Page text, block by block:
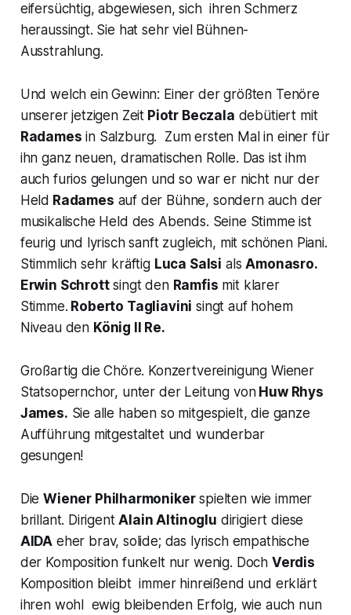
eifersüchtig, abgewiesen, sich ihren Schmerz
heraussingt. Sie hat sehr viel Bühnen-
Ausstrahlung.
Und welch ein Gewinn: Einer der größten Tenöre
unserer jetzigen Zeit Piotr Beczala debütiert mit
Radames in Salzburg. Zum ersten Mal in einer für
ihn ganz neuen, dramatischen Rolle. Das ist ihm
auch furios gelungen und so war er nicht nur der
Held Radames auf der Bühne, sondern auch der
musikalische Held des Abends. Seine Stimme ist
feurig und lyrisch sanft zugleich, mit schönen Piani.
Stimmlich sehr kräftig Luca Salsi alsAmonasro.
Erwin Schrottsingt den Ramfis mit klarer
Stimme. Roberto Tagliavini singt auf hohem
Niveau den König Il Re.
Großartig die Chöre. Konzertvereinigung Wiener
Statsopernchor, unter der Leitung vonHuw Rhys
James. Sie alle haben so mitgespielt, die ganze
Aufführung mitgestaltet und wunderbar
gesungen!
DieWiener Philharmonikerspielten wie immer
brillant. DirigentAlain Altinoglu dirigiert diese
AIDA eher brav, solide; das lyrisch empathische
der Komposition funkelt nur wenig. Doch Verdis
Komposition bleibt immer hinreißend und erklärt
ihren wohl ewig bleibenden Erfolg, wie auch nun